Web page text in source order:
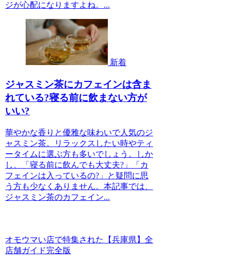
ジが心配になりますよね。...
新着
ジャスミン茶にカフェインは含ま
れている?寝る前に飲まない方が
いい?
華やかな香りと優雅な味わいで人気のジ
ャスミン茶。リラックスしたい時やティ
ータイムに選ぶ方も多いでしょう。しか
し、「寝る前に飲んでも大丈夫?」「カ
フェインは入っているの?」と疑問に思
う方も少なくありません。本記事では、
ジャスミン茶のカフェイン...
オモウマい店で特集された【兵庫県】全
店舗ガイド完全版